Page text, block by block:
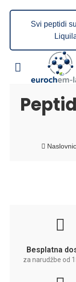
Svi peptidi
Besplatna
za narudžbe od